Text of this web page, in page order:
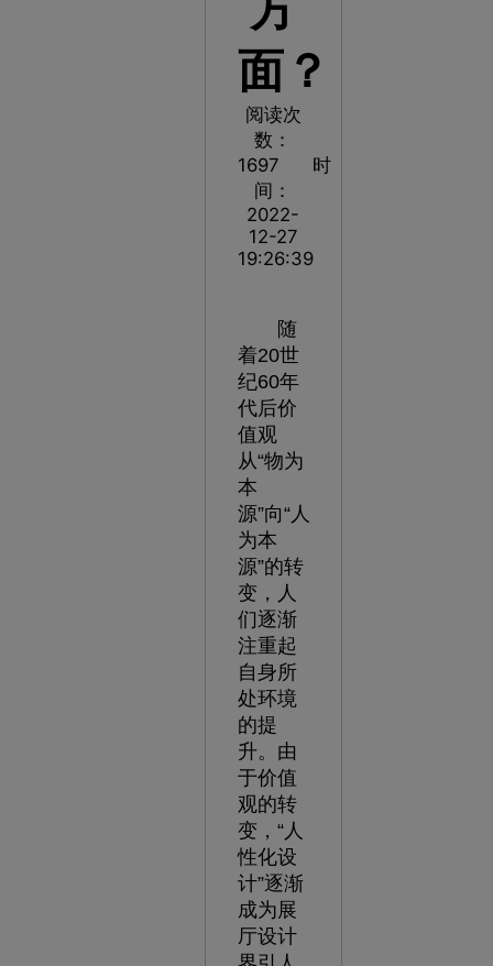
面？
阅读次
数：
1697
时
间：
2022-
12-27
19:26:39
随
着20世
纪60年
代后价
值观
从“物为
本
源”向“人
为本
源”的转
变，人
们逐渐
注重起
自身所
处环境
的提
升。由
于价值
观的转
变，“人
性化设
计”逐渐
成为展
厅设计